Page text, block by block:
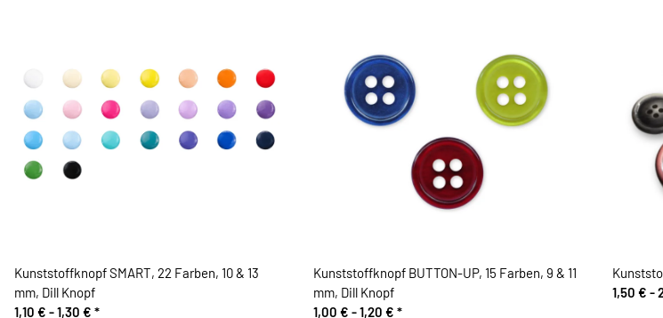
Kunststoffknopf SMART, 22 Farben, 10 & 13
mm, Dill Knopf
1,10 € -1,30 € *
Kunststoffknopf BUTTON-UP, 15 Farben, 9 & 11
mm, Dill Knopf
1,00 € -1,20 € *
1,50 € -